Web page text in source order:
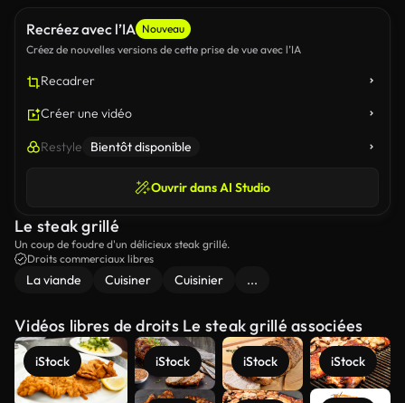
Recréez avec l’IA Nouveau
Créez de nouvelles versions de cette prise de vue avec l’IA
Recadrer
Créer une vidéo
Restyle Bientôt disponible
Ouvrir dans AI Studio
Le steak grillé
Un coup de foudre d'un délicieux steak grillé.
Droits commerciaux libres
La viande Cuisiner Cuisinier ...
Vidéos libres de droits Le steak grillé associées
iStock iStock iStock iStock